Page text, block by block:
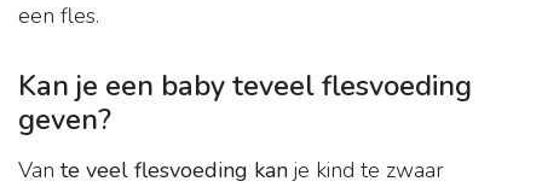
een fles.
Kan je een baby teveel flesvoeding
geven?
Van te veel flesvoeding kan je kind te zwaar